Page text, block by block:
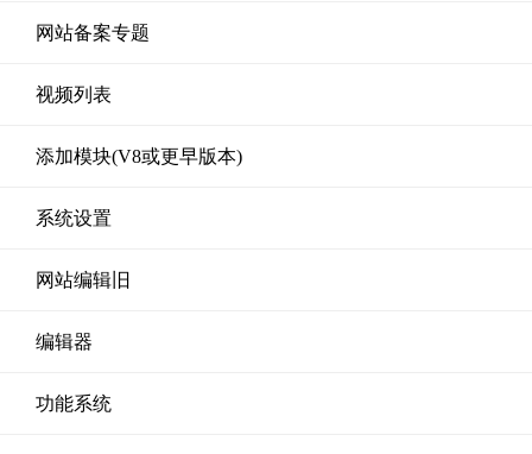
网站备案专题
视频列表
添加模块(V8或更早版本)
系统设置
网站编辑旧
编辑器
功能系统